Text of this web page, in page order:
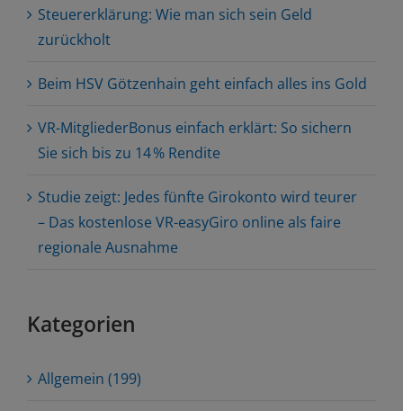
Steuererklärung: Wie man sich sein Geld
zurückholt
Beim HSV Götzenhain geht einfach alles ins Gold
VR-MitgliederBonus einfach erklärt: So sichern
Sie sich bis zu 14 % Rendite
Studie zeigt: Jedes fünfte Girokonto wird teurer
– Das kostenlose VR-easyGiro online als faire
regionale Ausnahme
Kategorien
Allgemein (199)